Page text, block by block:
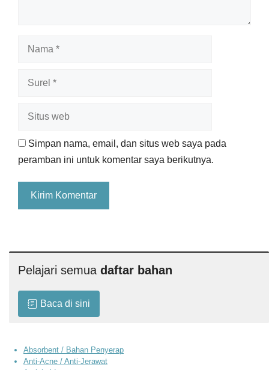
Simpan nama, email, dan situs web saya pada
peramban ini untuk komentar saya berikutnya.
Pelajari semua daftar bahan
Baca di sini
Absorbent / Bahan Penyerap
Anti-Acne / Anti-Jerawat